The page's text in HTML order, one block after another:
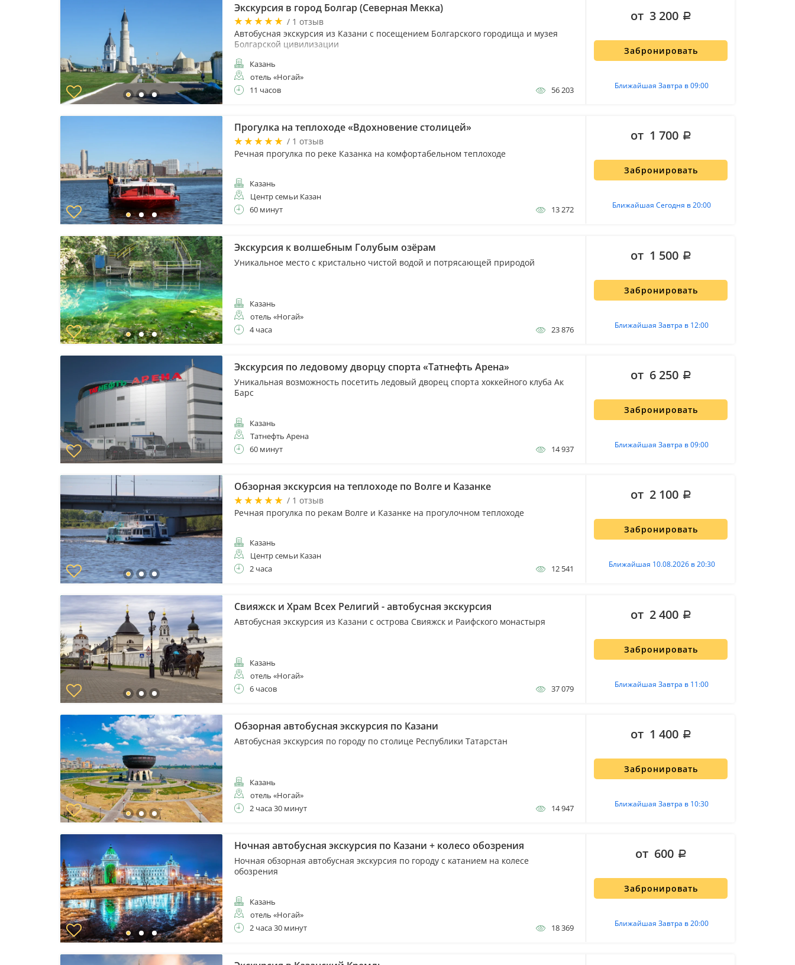
Экскурсия в город Болгар (Северная Мекка)
/ 1 отзыв
Автобусная экскурсия из Казани с посещением Болгарского городища и музея
Болгарской цивилизации
Казань
отель «Ногай»
11 часов
56 203
Забронировать
Ближайшая Завтра в 09:00
от 3 200
Прогулка на теплоходе «Вдохновение столицей»
/ 1 отзыв
Речная прогулка по реке Казанка на комфортабельном теплоходе
Казань
Центр семьи Казан
60 минут
13 272
Забронировать
Ближайшая Сегодня в 20:00
от 1 700
Экскурсия к волшебным Голубым озёрам
Уникальное место с кристально чистой водой и потрясающей природой
Казань
отель «Ногай»
4 часа
23 876
Забронировать
Ближайшая Завтра в 12:00
от 1 500
Экскурсия по ледовому дворцу спорта «Татнефть Арена»
Уникальная возможность посетить ледовый дворец спорта хоккейного клуба Ак
Барс
Казань
Татнефть Арена
60 минут
14 937
Забронировать
Ближайшая Завтра в 09:00
от 6 250
Обзорная экскурсия на теплоходе по Волге и Казанке
/ 1 отзыв
Речная прогулка по рекам Волге и Казанке на прогулочном теплоходе
Казань
Центр семьи Казан
2 часа
12 541
Забронировать
Ближайшая 10.08.2026 в 20:30
от 2 100
Свияжск и Храм Всех Религий - автобусная экскурсия
Автобусная экскурсия из Казани с острова Свияжск и Раифского монастыря
Казань
отель «Ногай»
6 часов
37 079
Забронировать
Ближайшая Завтра в 11:00
от 2 400
Обзорная автобусная экскурсия по Казани
Автобусная экскурсия по городу по столице Республики Татарстан
Казань
отель «Ногай»
2 часа 30 минут
14 947
Забронировать
Ближайшая Завтра в 10:30
от 1 400
Ночная автобусная экскурсия по Казани + колесо обозрения
Ночная обзорная автобусная экскурсия по городу с катанием на колесе
обозрения
Казань
отель «Ногай»
2 часа 30 минут
18 369
Забронировать
Ближайшая Завтра в 20:00
от 600